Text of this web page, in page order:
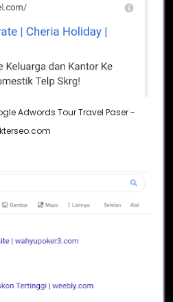
Adwords Tour Travel Paser -